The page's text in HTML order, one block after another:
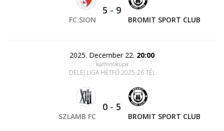
FC SION
5 - 9
BROMIT SPORT CLUB
2025. December 22. 20:00
kaminokupa
DELEJ LIGA HÉTFŐ 2025-26 TÉL
SZLAMB FC
0 - 5
BROMIT SPORT CLUB